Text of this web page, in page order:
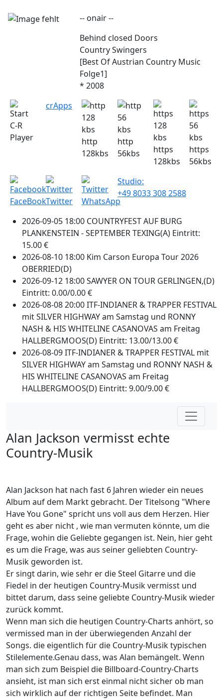
-- onair --
Behind closed Doors
Country Swingers
[Best Of Austrian Country Music
Folge1]
* 2008
C-R
Player
crApps
http
128kbs
http
56kbs
https
128kbs
https
56kbs
FaceBookTwitter WhatsApp
Studio:
+49 8033 308 2588
2026-09-05 18:00 COUNTRYFEST AUF BURG
PLANKENSTEIN - SEPTEMBER TEXING(A) Eintritt:
15.00 €
2026-08-10 18:00 Kim Carson Europa Tour 2026
OBERRIED(D)
2026-09-12 18:00 SAWYER ON TOUR GERLINGEN,(D)
Eintritt: 0.00/0.00 €
2026-08-08 20:00 ITF-INDIANER & TRAPPER FESTIVAL
mit SILVER HIGHWAY am Samstag und RONNY
NASH & HIS WHITELINE CASANOVAS am Freitag
HALLBERGMOOS(D) Eintritt: 13.00/13.00 €
2026-08-09 ITF-INDIANER & TRAPPER FESTIVAL mit
SILVER HIGHWAY am Samstag und RONNY NASH &
HIS WHITELINE CASANOVAS am Freitag
HALLBERGMOOS(D) Eintritt: 9.00/9.00 €
Alan Jackson vermisst echte
Country-Musik
Alan Jackson hat nach fast 6 Jahren wieder ein neues
Album auf dem Markt gebracht. Der Titelsong "Where
Have You Gone" spricht uns voll aus dem Herzen. Hier
geht es aber nicht , wie man vermuten könnte, um die
Frage, wohin die Geliebte gegangen ist. Nein, hier geht
es um die Frage, was aus seiner geliebten Country-
Musik geworden ist.
Er singt darin, wie sehr er die Steel Gitarre und die
Fiedel in der heutigen Country-Musik vermisst und
bittet darum, dass seine geliebte Country-Musik wieder
zurück kommt.
Wenn man sich die heutigen Country-Charts anhört, so
vermissed man in der überwiegenden Anzahl der
Songs. die eigentlich für die Country-Musik typischen
Stilelemente.Genau dass, was Alan bemängelt. Wenn
man sich zum Beispiel die Billboard-Country-Charts
ansieht, ist man sich erst einmal nicht sicher ob man
sich wirklich auf der richtigen Seite befindet. Man